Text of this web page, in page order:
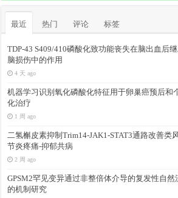
最近 热门 评论 标签
TDP-43 S409/410磷酸化致功能丧失在脑出血后
脑损伤中的作用
4 天 ago
机器学习识别氧化磷酸化特征用于卵巢癌预后和
化治疗
1 周 ago
二氢槲皮素抑制Trim14-JAK1-STAT3通路改善类
节炎疼痛-抑郁共病
2 周 ago
GPSM2罕见变异通过非整倍体介导的复发性自然
的机制研究